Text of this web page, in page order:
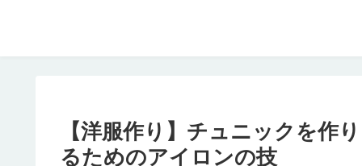
【洋服作り】チュニックを作
るためのアイロンの技